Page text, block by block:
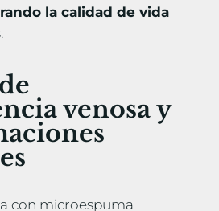
la calidad de vida
venosa y
con microespuma